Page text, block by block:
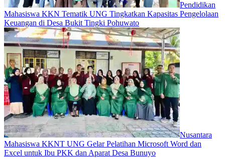
Pendidikan
Mahasiswa KKN Tematik UNG Tingkatkan Kapasitas Pengelolaan
Keuangan di Desa Bukit Tingki Pohuwato
Nusantara
Mahasiswa KKNT UNG Gelar Pelatihan Microsoft Word dan
Excel untuk Ibu PKK dan Aparat Desa Bunuyo